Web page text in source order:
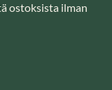
ostoksista ilman